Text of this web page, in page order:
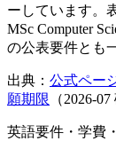
ーしています。
MSc Computer
の公表要件とも
出典： 公式ペー
願期限 （2026-07
英語要件・学費